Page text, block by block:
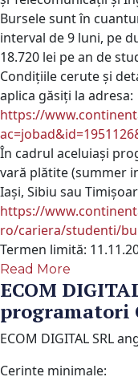
Bursele sunt în
interval de 9 luni, pe
18.720 lei pe an de
Condițiile cerute și
aplica găsiți la adresa:
https://
ac=jobad&id=
În cadrul aceluiași
vară plătite (summer
Iași, Sibiu sau
https://
ro/cariera/studenti/
Termen limită:
Read More
ECOM
programatori
ECOM DIGITAL SRL
Cerinte minimale: